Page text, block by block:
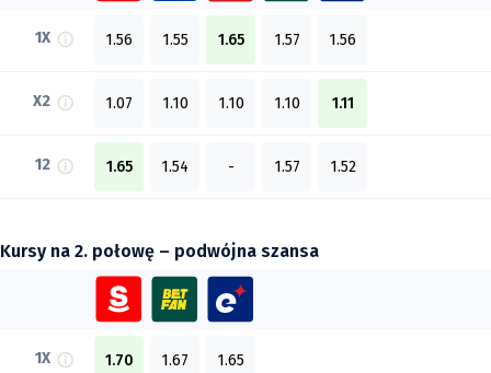
1X 1.56 1.55 1.65 1.57 1.56
X2 1.07 1.10 1.10 1.10 1.11
12 1.65 1.54 - 1.57 1.52
Kursy na 2. połowę – podwójna szansa
1X 1.70 1.67 1.65